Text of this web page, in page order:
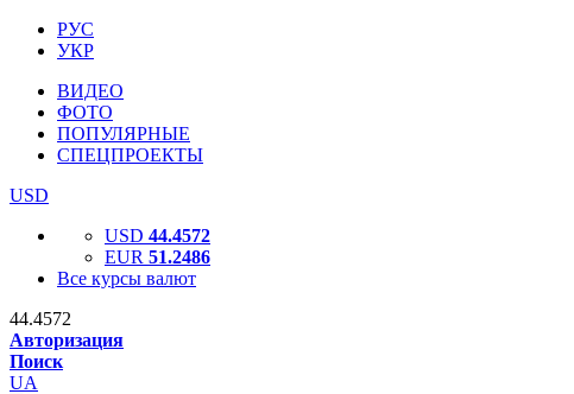
РУС
УКР
ВИДЕО
ФОТО
ПОПУЛЯРНЫЕ
СПЕЦПРОЕКТЫ
USD
USD 44.4572
EUR 51.2486
Все курсы валют
44.4572
Авторизация
Поиск
UA